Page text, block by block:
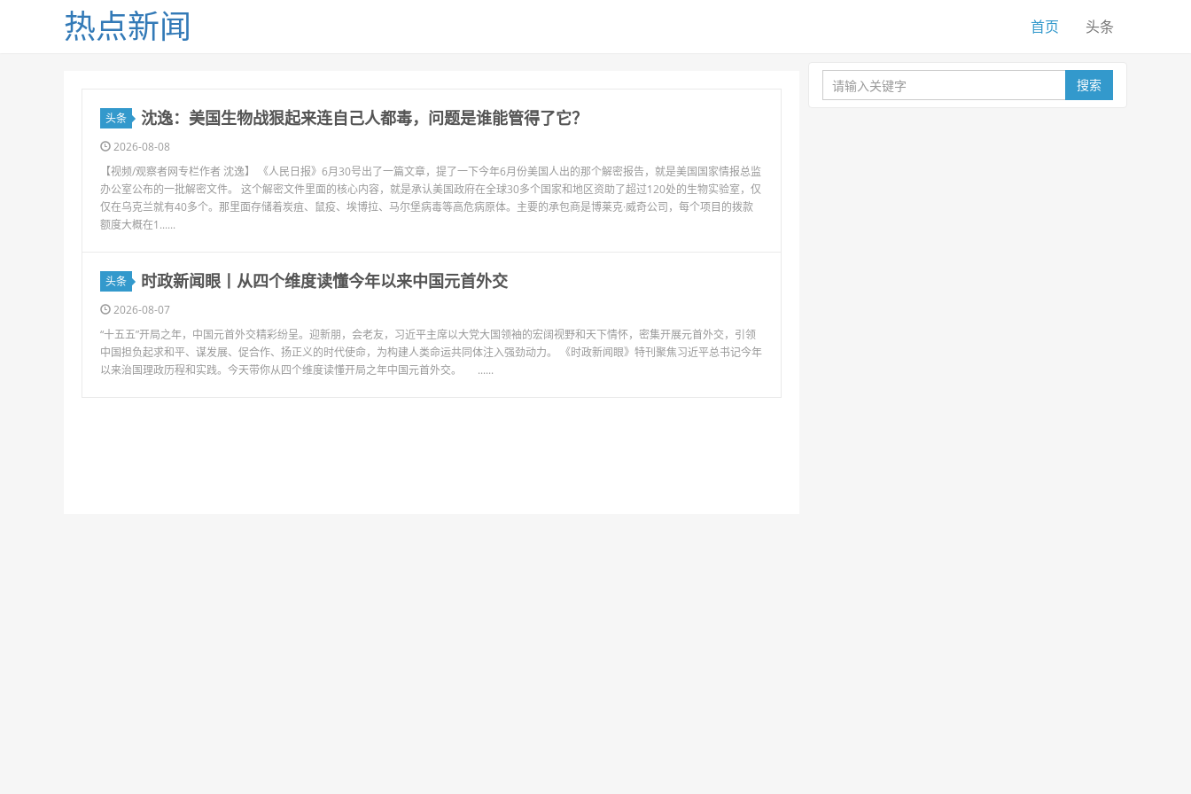
热点新闻 首页 头条
头条 沈逸：美国生物战狠起来连自己人都毒，问题是谁能管得了它？
2026-08-08
【视频/观察者网专栏作者 沈逸】 《人民日报》6月30号出了一篇文章，提了一下今年6月份美国人出的那个解密报告，就是美国国家情报总监
办公室公布的一批解密文件。 这个解密文件里面的核心内容，就是承认美国政府在全球30多个国家和地区资助了超过120处的生物实验室，仅
仅在乌克兰就有40多个。那里面存储着炭疽、鼠疫、埃博拉、马尔堡病毒等高危病原体。主要的承包商是博莱克·威奇公司，每个项目的拨款
额度大概在1......
头条 时政新闻眼丨从四个维度读懂今年以来中国元首外交
2026-08-07
“十五五”开局之年，中国元首外交精彩纷呈。迎新朋，会老友，习近平主席以大党大国领袖的宏阔视野和天下情怀，密集开展元首外交，引领
中国担负起求和平、谋发展、促合作、扬正义的时代使命，为构建人类命运共同体注入强劲动力。 《时政新闻眼》特刊聚焦习近平总书记今年
以来治国理政历程和实践。今天带你从四个维度读懂开局之年中国元首外交。 ......
搜索